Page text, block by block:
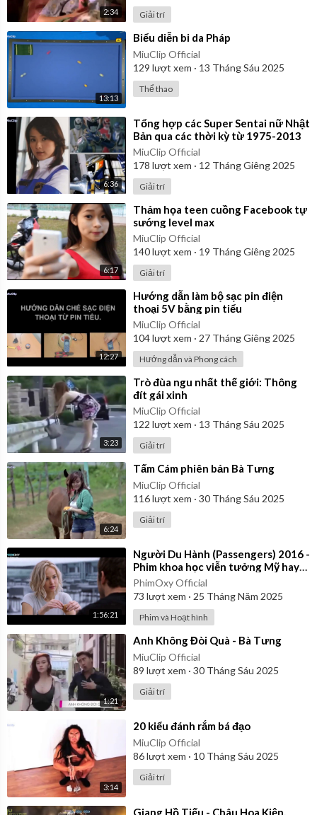
2:34 Giải trí
13:13
⁣Biểu diễn bi da Pháp
MiuClip Official
129 lượt xem · 13 Tháng Sáu 2025
Thể thao
6:36
⁣Tổng hợp các Super Sentai nữ Nhật
Bản qua các thời kỳ từ 1975-2013
MiuClip Official
178 lượt xem · 12 Tháng Giêng 2025
Giải trí
6:17
⁣Thảm họa teen cuồng Facebook tự
sướng level max
MiuClip Official
140lượt xem · 19 Tháng Giêng 2025
Giải trí
12:27
⁣Hướng dẫn làm bộ sạc pin điện
thoại 5V bằng pin tiểu
MiuClip Official
104lượt xem · 27 Tháng Giêng 2025
Hướng dẫn và Phong cách
3:23
⁣Trò đùa ngu nhất thế giới: Thông
đít gái xinh
MiuClip Official
122 lượt xem · 13 Tháng Sáu 2025
Giải trí
6:24
⁣Tấm Cám phiên bản Bà Tưng
MiuClip Official
116lượt xem · 30 Tháng Sáu 2025
Giải trí
1:56:21
⁣Người Du Hành (Passengers) 2016 -
Phim khoa học viễn tưởng Mỹ hay
nhất | Vietsub
PhimOxy Official
73 lượt xem · 25 Tháng Năm 2025
Phim và Hoạt hình
1:21
⁣Anh Không Đòi Quà - Bà Tưng
MiuClip Official
89 lượt xem · 30 Tháng Sáu 2025
Giải trí
3:14
⁣20 kiểu đánh rắm bá đạo
MiuClip Official
86lượt xem · 10 Tháng Sáu 2025
Giải trí
⁣Giang Hồ Tiếu - Châu Hoa Kiện,